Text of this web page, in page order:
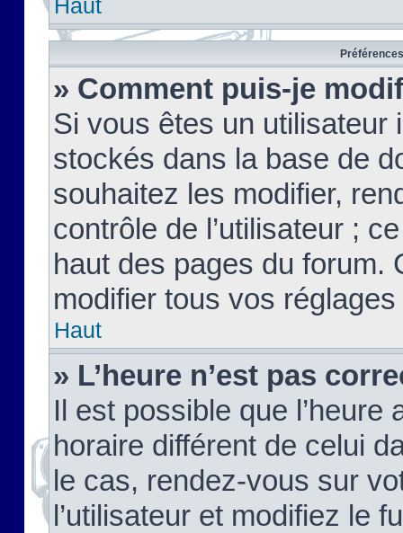
Haut
» Comment puis-je
Si vous êtes un
stockés dans la base de
souhaitez les modifier,
contrôle de l’utilisateur ;
haut des pages du forum.
modifier tous vos
Haut
» L’heure n’est pas
Il est possible que
horaire différent de celui
le cas, rendez-vous sur
l’utilisateur et modifiez le